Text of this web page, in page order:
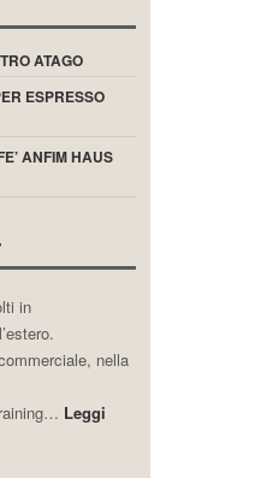
ATAGO
ESPRESSO
ANFIM HAUS
in
nella
Leggi